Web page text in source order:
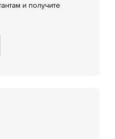
и получите